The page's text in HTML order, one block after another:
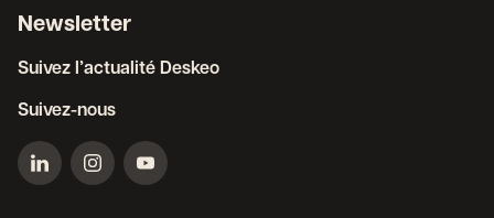
Newsletter
Suivez l’actualité Deskeo
Suivez-nous